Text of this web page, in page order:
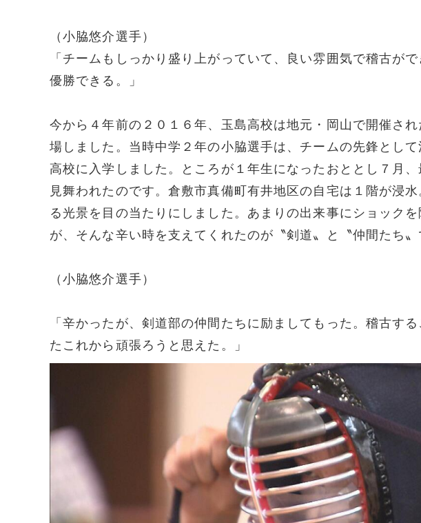
（小脇悠介選手）
「チームもしっかり盛り上がっていて、良い雰囲気で稽古が
優勝できる。」
今から４年前の２０１６年、玉島高校は地元・岡山で開催さ
場しました。当時中学２年の小脇選手は、チームの先鋒とし
高校に入学しました。ところが１年生になったおととし７月
見舞われたのです。倉敷市真備町有井地区の自宅は１階が浸
る光景を目の当たりにしました。あまりの出来事にショック
が、そんな辛い時を支えてくれたのが〝剣道〟と〝仲間たち〟
（小脇悠介選手）
「辛かったが、剣道部の仲間たちに励ましてもった。稽古す
たこれから頑張ろうと思えた。」